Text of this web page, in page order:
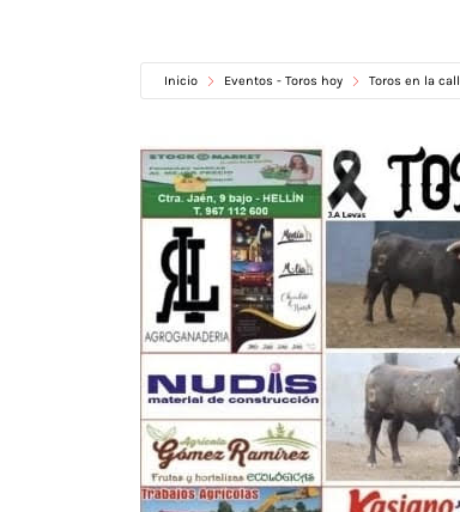
Inicio Eventos - Toros hoy Toros en la